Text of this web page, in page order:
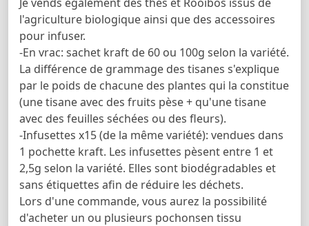
l'agriculture biologique ainsi que des accessoires
pour infuser.
-En vrac: sachet kraft de 60 ou 100g selon la variété.
La différence de grammage des tisanes s'explique
par le poids de chacune des plantes qui la constitue
(une tisane avec des fruits pèse + qu'une tisane
avec des feuilles séchées ou des fleurs).
-Infusettes x15 (de la même variété): vendues dans
1 pochette kraft. Les infusettes pèsent entre 1 et
2,5g selon la variété. Elles sont biodégradables et
sans étiquettes afin de réduire les déchets.
Lors d'une commande, vous aurez la possibilité
d'acheter un ou plusieurs pochonsen tissu